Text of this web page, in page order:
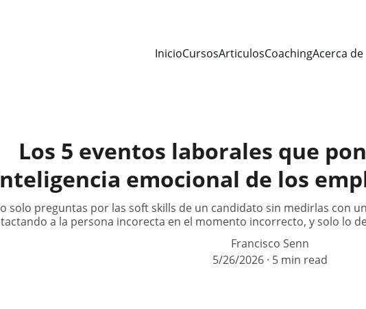
InicioCursosArticulosCoachingAcerca de
Los 5 eventos laborales que
emocional de los
solo preguntas por las soft skills de un candidato sin medirlas con
a la persona incorecta en el momento incorrecto, y solo lo
Francisco Senn
5/26/2026 5 min read